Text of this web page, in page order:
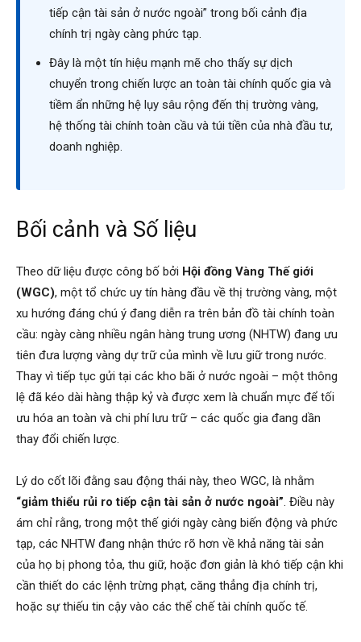
tiếp cận tài sản ở nước ngoài” trong bối cảnh địa
chính trị ngày càng phức tạp.
Đây là một tín hiệu mạnh mẽ cho thấy sự dịch
chuyển trong chiến lược an toàn tài chính quốc gia và
tiềm ẩn những hệ lụy sâu rộng đến thị trường vàng,
hệ thống tài chính toàn cầu và túi tiền của nhà đầu tư,
doanh nghiệp.
Bối cảnh và Số liệu
Theo dữ liệu được công bố bởi Hội đồng Vàng Thế giới
(WGC), một tổ chức uy tín hàng đầu về thị trường vàng, một
xu hướng đáng chú ý đang diễn ra trên bản đồ tài chính toàn
cầu: ngày càng nhiều ngân hàng trung ương (NHTW) đang ưu
tiên đưa lượng vàng dự trữ của mình về lưu giữ trong nước.
Thay vì tiếp tục gửi tại các kho bãi ở nước ngoài – một thông
lệ đã kéo dài hàng thập kỷ và được xem là chuẩn mực để tối
ưu hóa an toàn và chi phí lưu trữ – các quốc gia đang dần
thay đổi chiến lược.
Lý do cốt lõi đằng sau động thái này, theo WGC, là nhằm
“giảm thiểu rủi ro tiếp cận tài sản ở nước ngoài”. Điều này
ám chỉ rằng, trong một thế giới ngày càng biến động và phức
tạp, các NHTW đang nhận thức rõ hơn về khả năng tài sản
của họ bị phong tỏa, thu giữ, hoặc đơn giản là khó tiếp cận khi
cần thiết do các lệnh trừng phạt, căng thẳng địa chính trị,
hoặc sự thiếu tin cậy vào các thể chế tài chính quốc tế.